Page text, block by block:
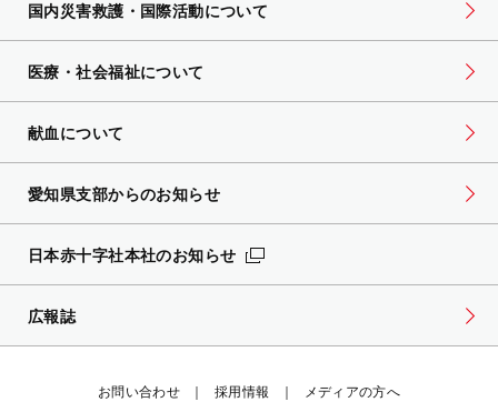
国内災害救護・国際活動について
医療・社会福祉について
献血について
愛知県支部からのお知らせ
日本赤十字社本社のお知らせ
広報誌
お問い合わせ 採用情報 メディアの方へ